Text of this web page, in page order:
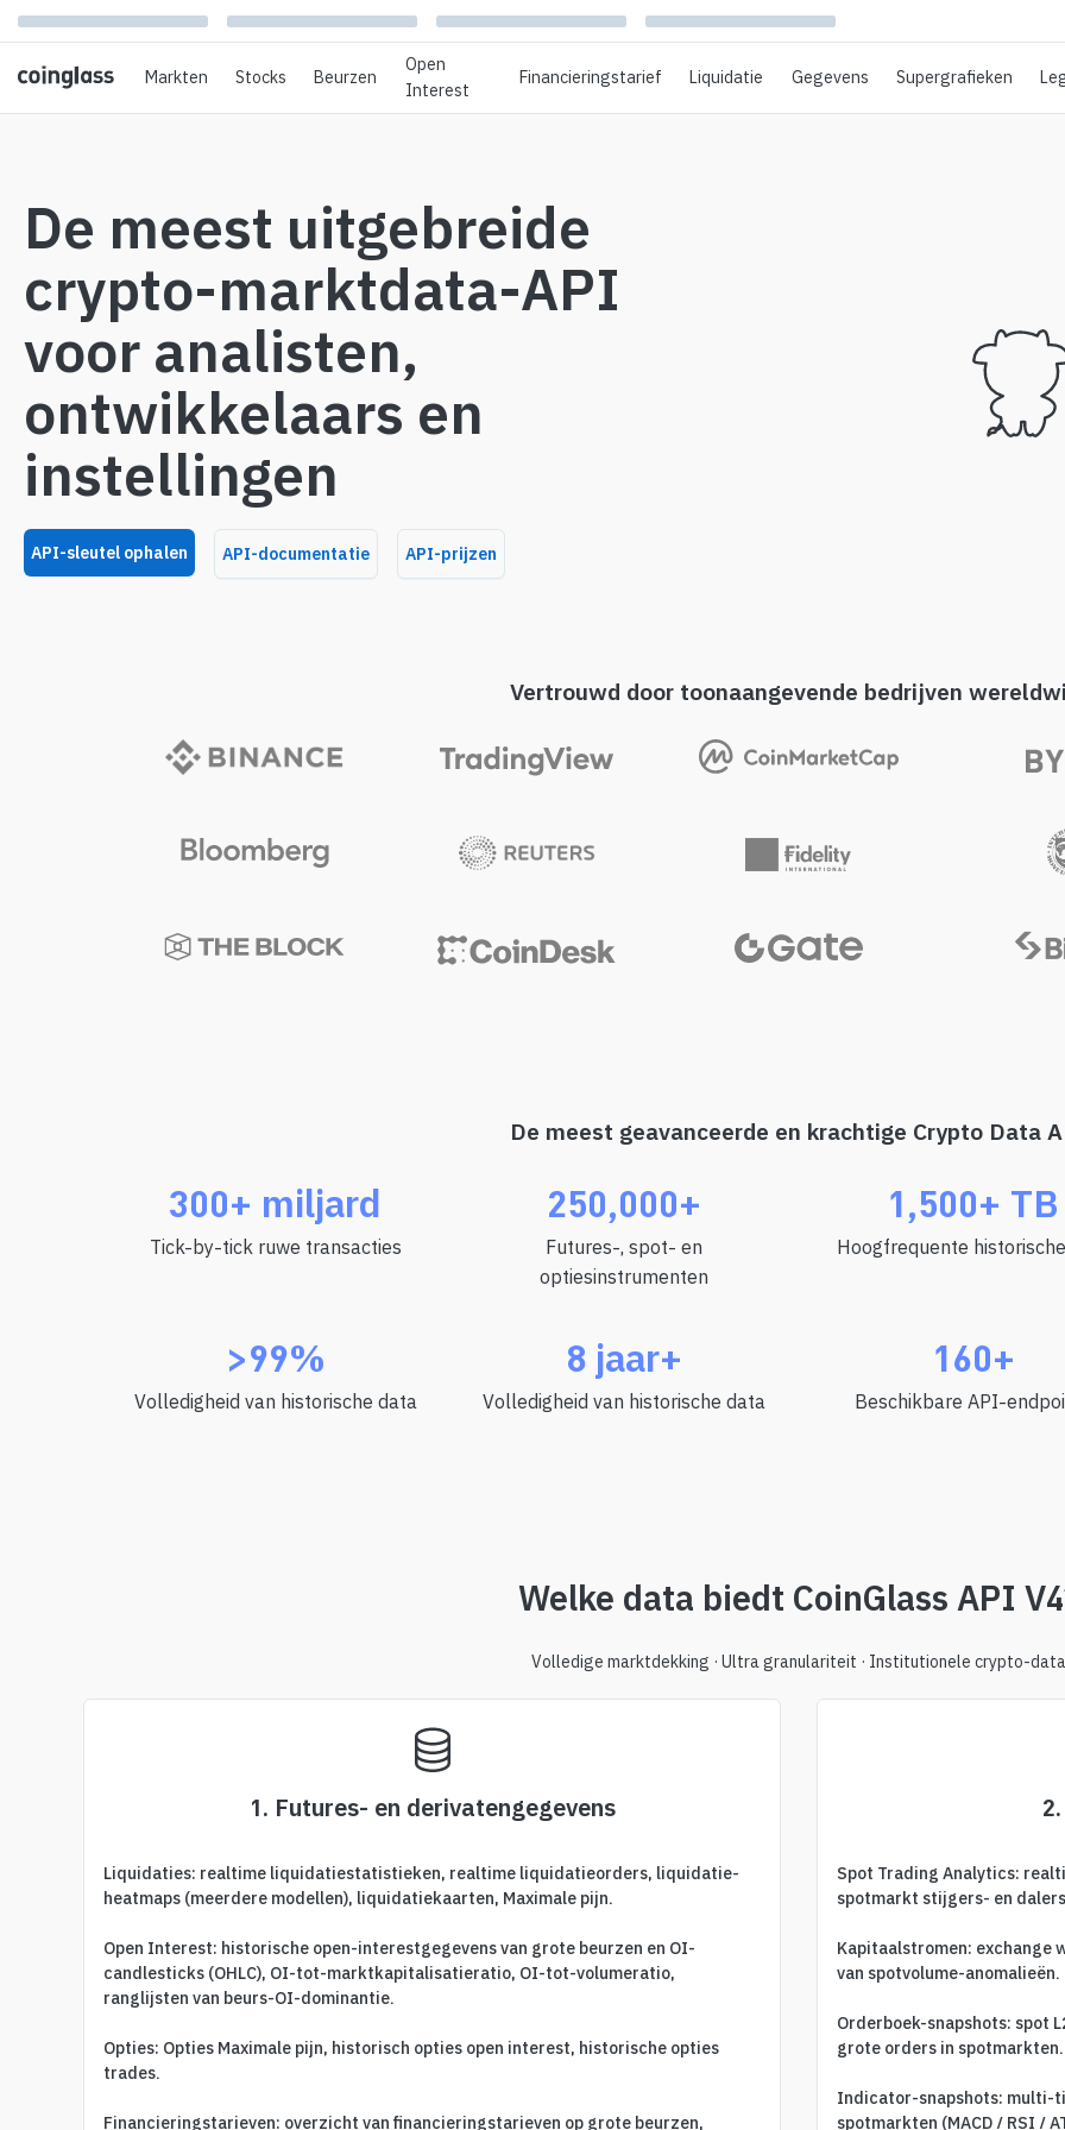
Markten Stocks Beurzen
Open
Interest
Financieringstarief Liquidatie Gegevens Supergrafieken
De meest uitgebreide
crypto-marktdata-API
voor analisten,
ontwikkelaars en
instellingen
API-sleutel ophalen API-documentatie API-prijzen
Vertrouwd door toonaangevende bedrijven
De meest geavanceerde en krachtige Crypto Data
300+ miljard
Tick-by-tick ruwe transacties
250,000+
Futures-, spot- en
optiesinstrumenten
1,500+ TB
Hoogfrequente
>99%
Volledigheid van historische data
8 jaar+
Volledigheid van historische data
160+
Beschikbare API-
Welke data biedt CoinGlass API
Volledige marktdekking · Ultra granulariteit · Institutionele crypto-data
1. Futures- en derivatengegevens
Liquidaties: realtime liquidatiestatistieken, realtime liquidatieorders, liquidatie-
heatmaps (meerdere modellen), liquidatiekaarten, Maximale pijn.
Open Interest: historische open-interestgegevens van grote beurzen en OI-
candlesticks (OHLC), OI-tot-marktkapitalisatieratio, OI-tot-volumeratio,
ranglijsten van beurs-OI-dominantie.
Opties: Opties Maximale pijn, historisch opties open interest, historische opties
trades.
Financieringstarieven: overzicht van financieringstarieven op grote beurzen,
Spot Trading Analytics:
spotmarkt stijgers- en
Kapitaalstromen:
van spotvolume-anomalieën.
Orderboek-snapshots: spot
grote orders in spotmarkten.
Indicator-snapshots: multi-
spotmarkten (MACD / RSI /